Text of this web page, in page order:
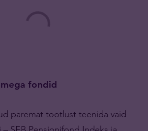
fondid
paremat tootlust teenida vaid